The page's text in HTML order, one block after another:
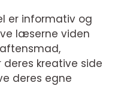
er informativ og
læserne viden
kreative side
deres egne